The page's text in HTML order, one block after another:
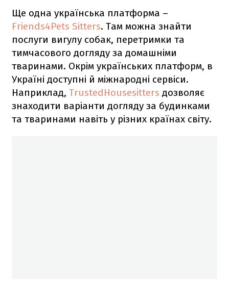
Ще одна українська платформа –
Friends4Pets Sitters. Там можна знайти
послуги вигулу собак, перетримки та
тимчасового догляду за домашніми
тваринами. Окрім українських платформ, в
Україні доступні й міжнародні сервіси.
Наприклад, TrustedHousesitters дозволяє
знаходити варіанти догляду за будинками
та тваринами навіть у різних країнах світу.